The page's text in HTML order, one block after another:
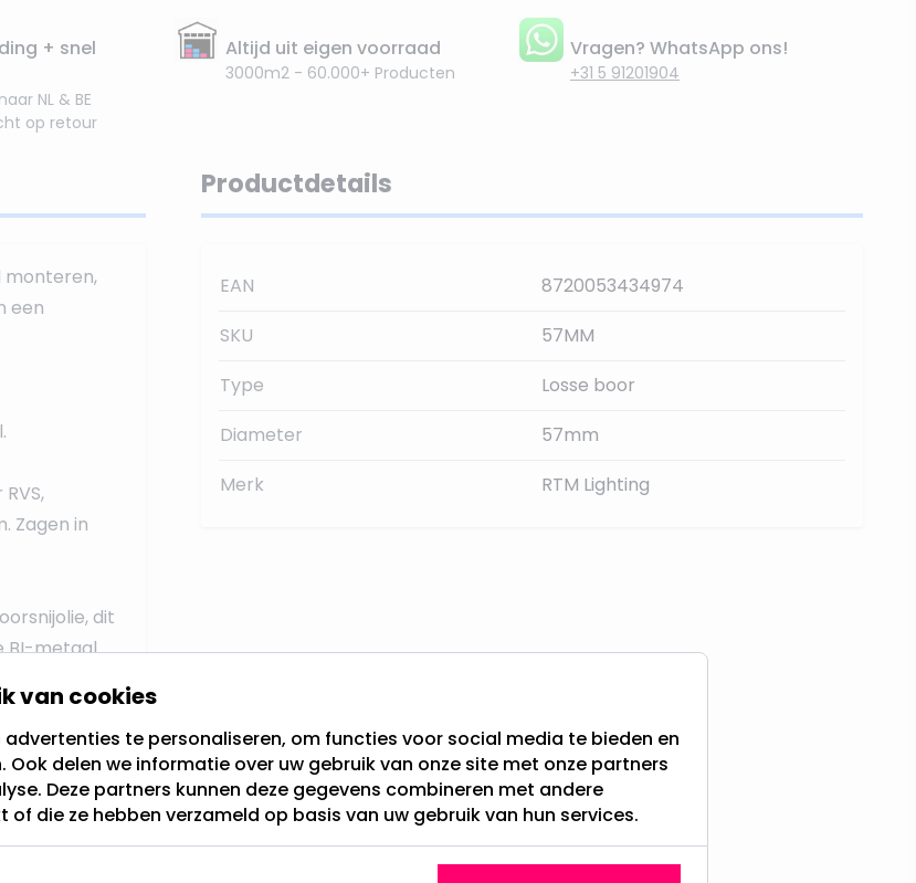
+ snel
NL & BE
op retour
Altijd uit eigen voorraad
3000m2 - 60.000+ Producten
Vragen? WhatsApp ons!
+31 5 91201904
monteren,
een
.
Zagen in
dit
BI-metaal
Productdetails
EAN
8720053434974
SKU
57MM
Type
Losse boor
Diameter
57mm
Merk
RTM Lighting
van cookies
te personaliseren, om functies voor social media te bieden en
delen we informatie over uw gebruik van onze site met onze partners
Deze partners kunnen deze gegevens combineren met andere
die ze hebben verzameld op basis van uw gebruik van hun services.